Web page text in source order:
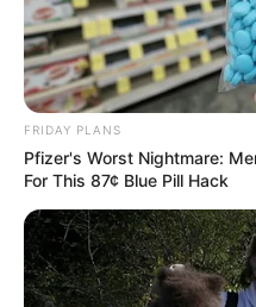
in Kabelhorst und in
rund 30 km (Wagrien):
Touristen
Fischen und Quallen wie
heraus beobachten.
FRIDAY PLANS
Pfizer's Worst Nightmare:
For This 87¢ Blue Pill Hack